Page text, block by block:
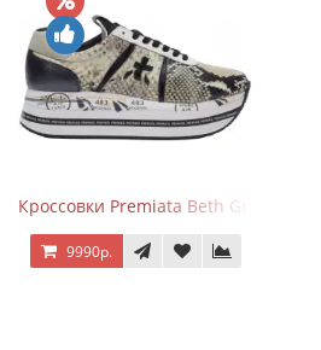
Кроссовки Premiata Beth Grey Python
9990р.